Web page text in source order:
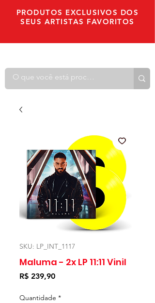
PRODUTOS EXCLUSIVOS DOS
SEUS ARTISTAS FAVORITOS
SKU: LP_INT_1117
Maluma - 2x LP 11:11 Vinil
R$ 239,90Preço
Quantidade *